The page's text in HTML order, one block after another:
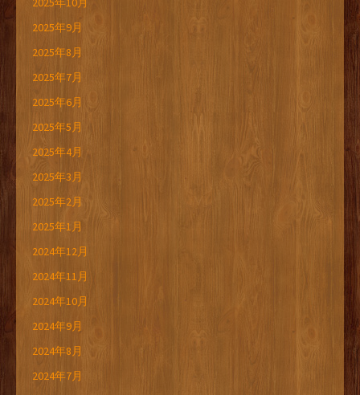
2025年9月
2025年8月
2025年7月
2025年6月
2025年5月
2025年4月
2025年3月
2025年2月
2025年1月
2024年12月
2024年11月
2024年10月
2024年9月
2024年8月
2024年7月